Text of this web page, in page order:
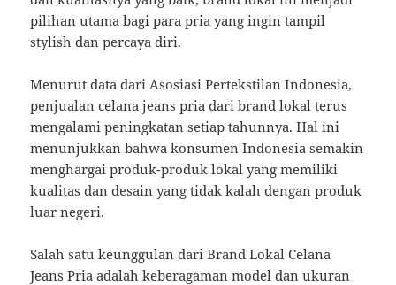
pilihan utama bagi para pria yang ingin tampil
stylish dan percaya diri.
Menurut data dari Asosiasi Pertekstilan Indonesia,
penjualan celana jeans pria dari brand lokal terus
mengalami peningkatan setiap tahunnya. Hal ini
menunjukkan bahwa konsumen Indonesia semakin
menghargai produk-produk lokal yang memiliki
kualitas dan desain yang tidak kalah dengan produk
luar negeri.
Salah satu keunggulan dari Brand Lokal Celana
Jeans Pria adalah keberagaman model dan ukuran